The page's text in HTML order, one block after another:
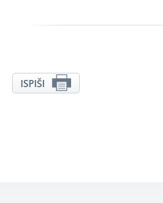
ISPIŠI